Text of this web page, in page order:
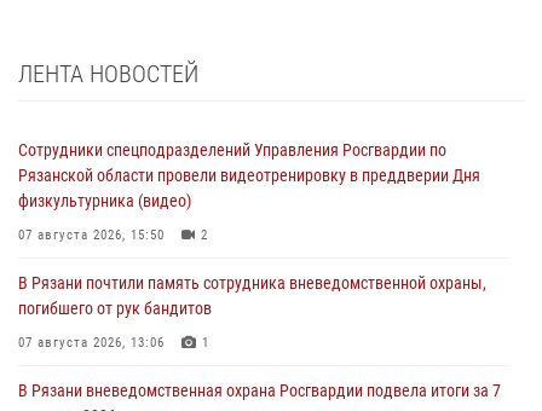
ЛЕНТА НОВОСТЕЙ
Сотрудники спецподразделений Управления Росгвардии по
Рязанской области провели видеотренировку в преддверии Дня
физкультурника (видео)
07 августа 2026, 15:50 2
В Рязани почтили память сотрудника вневедомственной охраны,
погибшего от рук бандитов
07 августа 2026, 13:06 1
В Рязани вневедомственная охрана Росгвардии подвела итоги за 7